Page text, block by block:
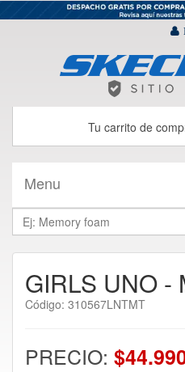
Tu carrito de
Menu
GIRLS UNO -
Código: 310567LNTMT
PRECIO: